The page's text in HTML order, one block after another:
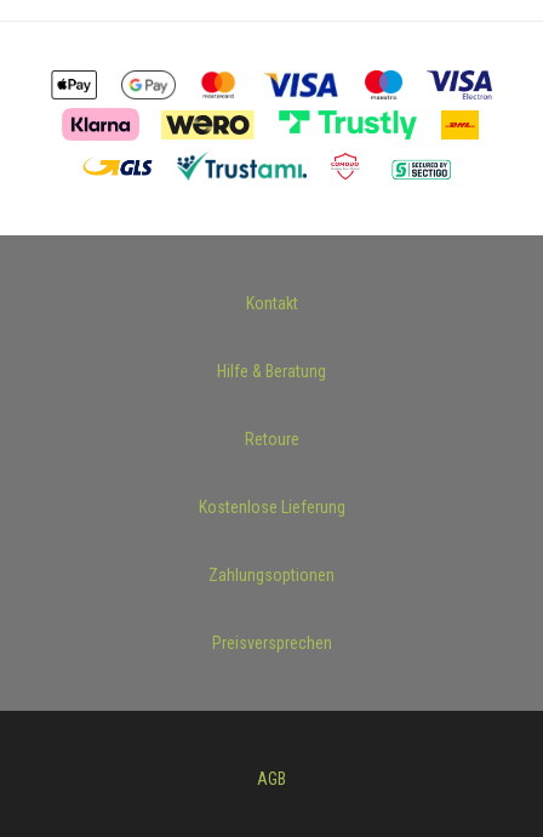
Kontakt
Hilfe & Beratung
Retoure
Kostenlose Lieferung
Zahlungsoptionen
Preisversprechen
AGB